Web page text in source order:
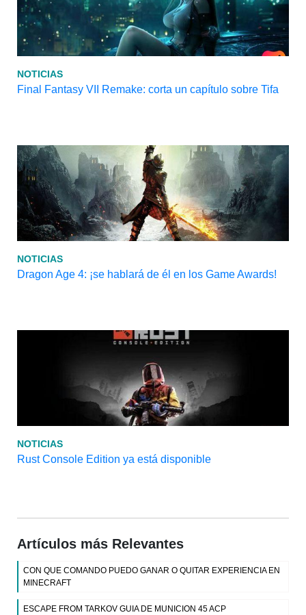
NOTICIAS
Final Fantasy VII Remake: corta un capítulo sobre Tifa
NOTICIAS
Dragon Age 4: ¡se hablará de él en los Game Awards!
NOTICIAS
Rust Console Edition ya está disponible
Artículos más Relevantes
CON QUE COMANDO PUEDO GANAR O QUITAR EXPERIENCIA EN
MINECRAFT
ESCAPE FROM TARKOV GUIA DE MUNICION 45 ACP